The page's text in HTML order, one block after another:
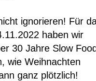
ignorieren! Für
haben wir
30 Jahre Slow
wie Weihnachten
ganz plötzlich!